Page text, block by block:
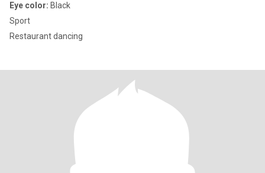
Eye color: Black
Sport
Restaurant dancing